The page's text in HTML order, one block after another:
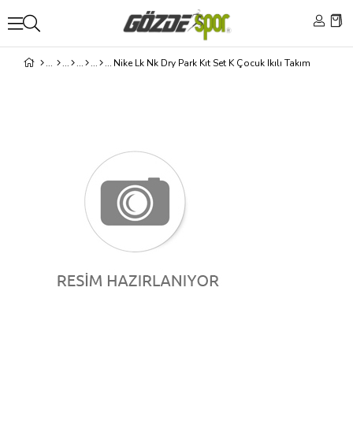
Nike Lk Nk Dry Park Kıt Set K Çocuk Ikılı Takım